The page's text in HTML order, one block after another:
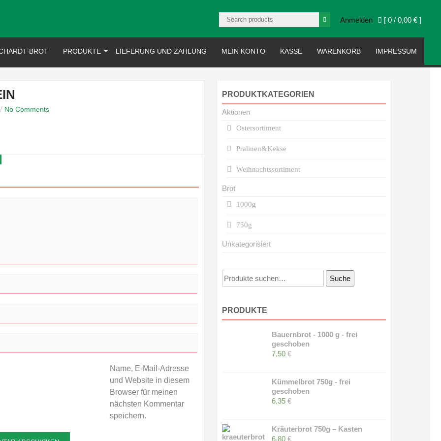
[ 0 /0,00 € ]
Anmelden
BROT
PRODUKTE LIEFERUNG UND ZAHLUNG MEIN KONTO KASSE WARENKORB IMPRESSUM
/ No Comments
Name, E-Mail-Adresse
und Website in diesem
Browser für meinen
nächsten Kommentar
speichern.
PRODUKTKATEGORIEN
Aktionen
Ostersortiment
Pralinen&Kekse
Weihnachtssortiment
Brot
1000g
750g
Unkategorisiert
Suche
nach:
Suche
PRODUKTE
Bauernbrot - 1000 g - frei
geschoben
7,50 €
Kümmelbrot 750g - frei
geschoben
6,35 €
Kräuterbrot 750g – Kasten
6,80 €